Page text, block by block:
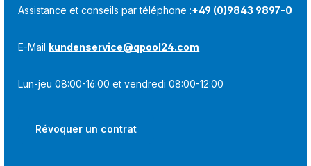
Assistance et conseils par téléphone :+49 (0)9843 9897-0
E-Mail kundenservice@qpool24.com
Lun-jeu 08:00-16:00 et vendredi 08:00-12:00
Révoquer un contrat